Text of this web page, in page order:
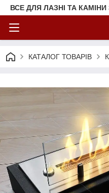
ВСЕ ДЛЯ ЛАЗНІ ТА
КАТАЛОГ ТОВАРІВ